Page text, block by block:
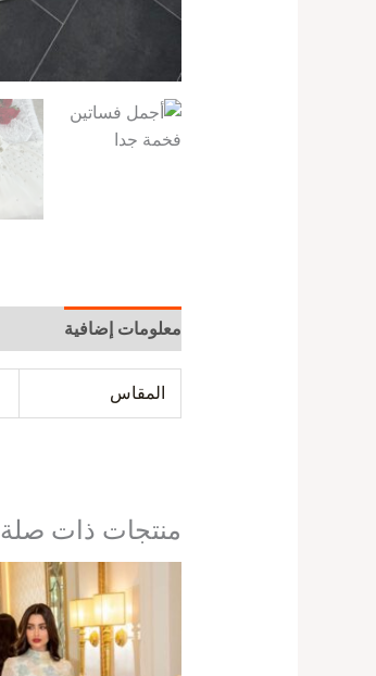
معلومات إضافية
المقاس
منتجات ذات صلة